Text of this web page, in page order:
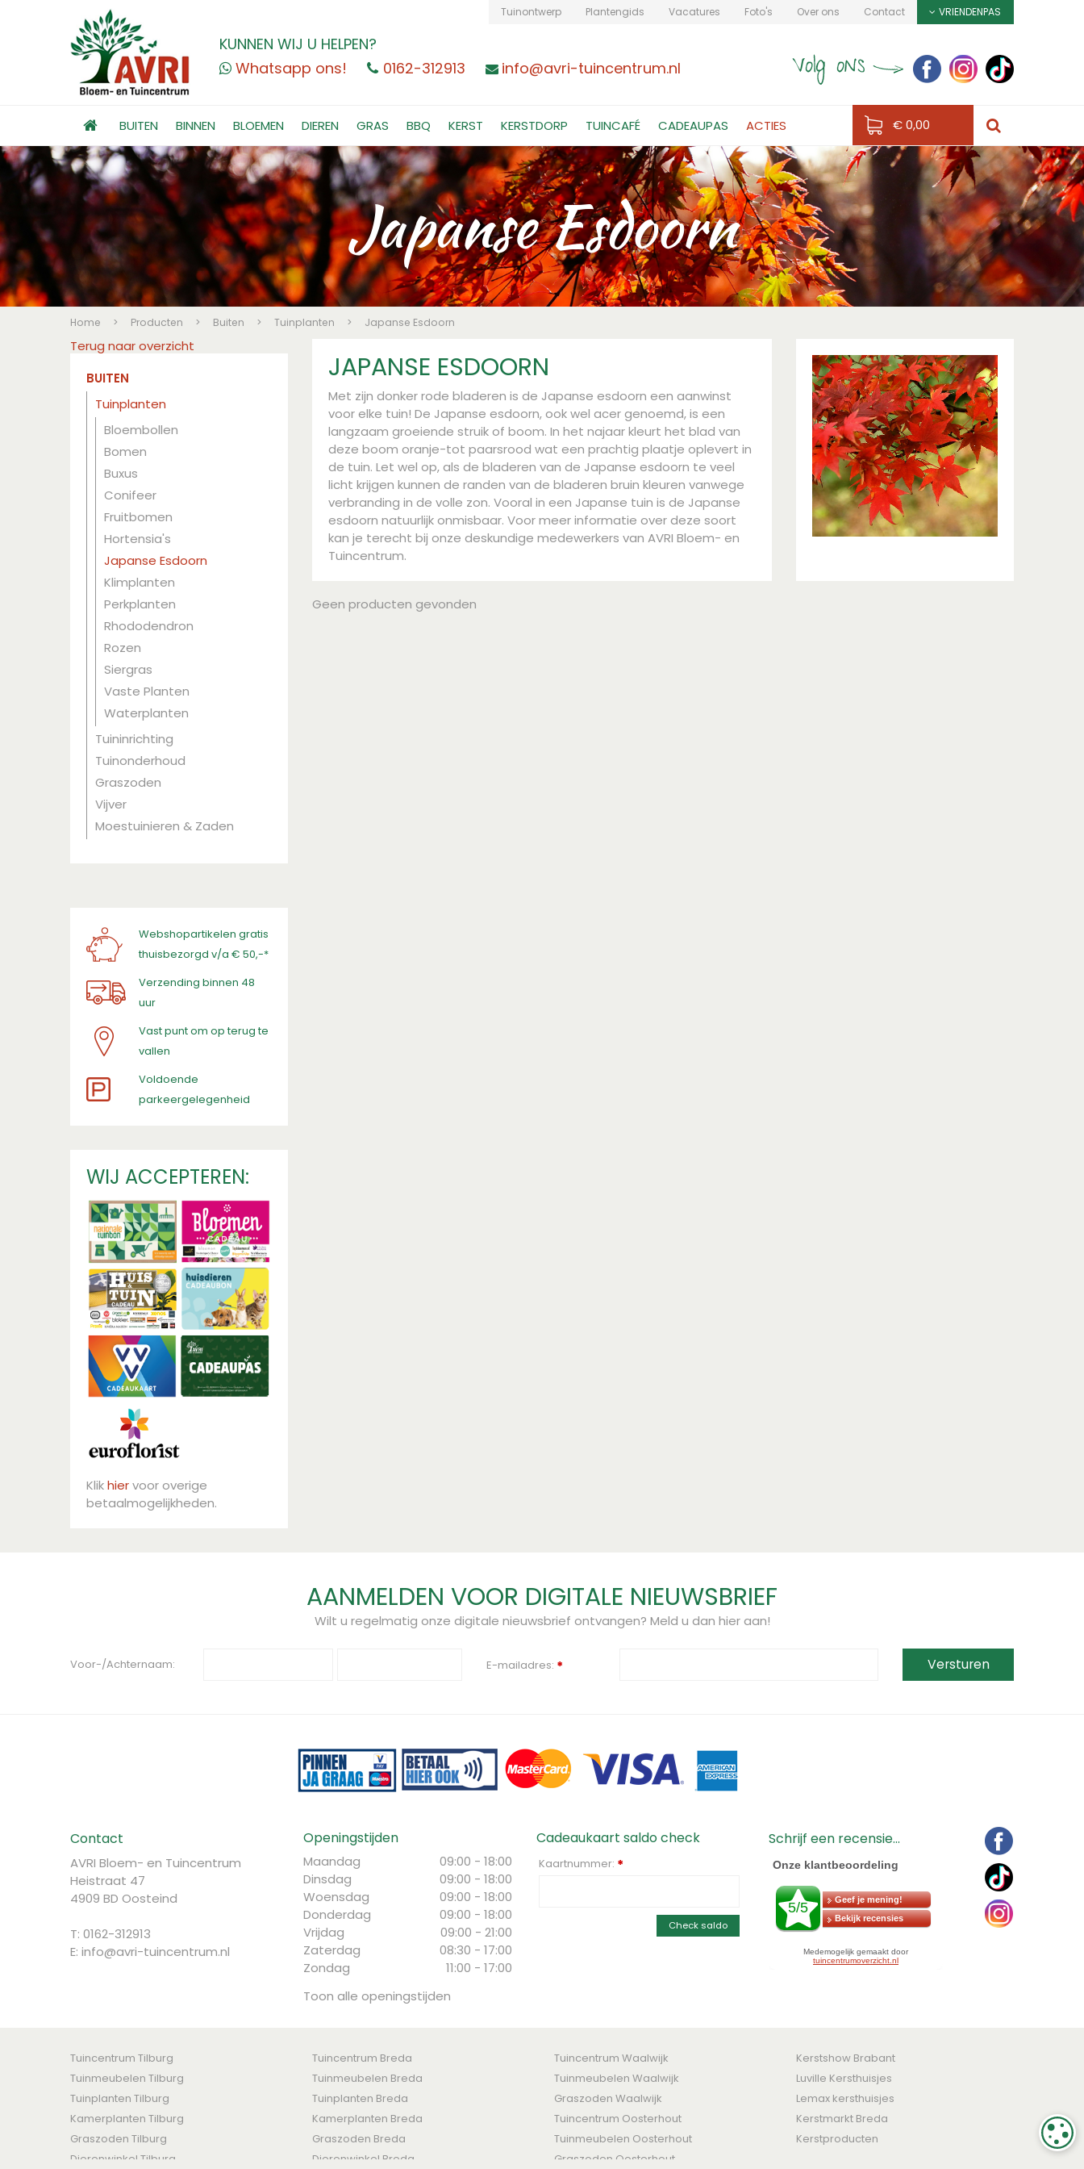
Japanse Esdoorn
Home > Producten > Buiten > Tuinplanten > Japanse Esdoorn
KUNNEN WIJ U HELPEN?
Whatsapp ons!
0162-312913 info@avri-tuincentrum.nl
Tuinontwerp Plantengids Vacatures Foto's Over ons Contact VRIENDENPAS
BUITEN BINNEN BLOEMEN DIEREN GRAS BBQ KERST KERSTDORP TUINCAFÉ CADEAUPAS ACTIES € 0,00
JAPANSE ESDOORN
Met zijn donker rode bladeren is de Japanse esdoorn een aanwinst
voor elke tuin! De Japanse esdoorn, ook wel acer genoemd, is een
langzaam groeiende struik of boom. In het najaar kleurt het blad van
deze boom oranje-tot paarsrood wat een prachtig plaatje oplevert in
de tuin. Let wel op, als de bladeren van de Japanse esdoorn te veel
licht krijgen kunnen de randen van de bladeren bruin kleuren vanwege
verbranding in de volle zon. Vooral in een Japanse tuin is de Japanse
esdoorn natuurlijk onmisbaar. Voor meer informatie over deze soort
kan je terecht bij onze deskundige medewerkers van AVRI Bloem- en
Tuincentrum.
Geen producten gevonden
Terug naar overzicht
BUITEN
Tuinplanten
Bloembollen
Bomen
Buxus
Conifeer
Fruitbomen
Hortensia's
Japanse Esdoorn
Klimplanten
Perkplanten
Rhododendron
Rozen
Siergras
Vaste Planten
Waterplanten
Tuininrichting
Tuinonderhoud
Graszoden
Vijver
Moestuinieren & Zaden
Webshopartikelen gratis
thuisbezorgd v/a € 50,-*
Verzending binnen 48
uur
Vast punt om op terug te
vallen
​Voldoende
parkeergelegenheid
WIJ ACCEPTEREN:
Klikhiervoor overige
betaalmogelijkheden.
AANMELDEN VOOR DIGITALE NIEUWSBRIEF
Wilt u regelmatig onze digitale nieuwsbrief ontvangen? Meld u dan hier aan!
Voor-/Achternaam: E-mailadres: *
Contact
AVRI Bloem- en Tuincentrum
Heistraat 47
4909 BD Oosteind
T: 0162-312913
E: info@avri-tuincentrum.nl
Openingstijden
Maandag
09:00 - 18:00
Dinsdag
09:00 - 18:00
Woensdag
09:00 - 18:00
Donderdag
09:00 - 18:00
Vrijdag
09:00 - 21:00
Zaterdag
08:30 - 17:00
Zondag
11:00 - 17:00
Toon alle openingstijden
Cadeaukaart saldo check
Kaartnummer: *
Check saldo
Schrijf een recensie...
Tuincentrum Tilburg
Tuinmeubelen Tilburg
Tuinplanten Tilburg
Kamerplanten Tilburg
Graszoden Tilburg
Dierenwinkel Tilburg
Tuincentrum Breda
Tuinmeubelen Breda
Tuinplanten Breda
Kamerplanten Breda
Graszoden Breda
Dierenwinkel Breda
Tuincentrum Waalwijk
Tuinmeubelen Waalwijk
Graszoden Waalwijk
Tuincentrum Oosterhout
Tuinmeubelen Oosterhout
Graszoden Oosterhout
Kerstshow Brabant
Luville Kersthuisjes
Lemax kersthuisjes
Kerstmarkt Breda
Kerstproducten